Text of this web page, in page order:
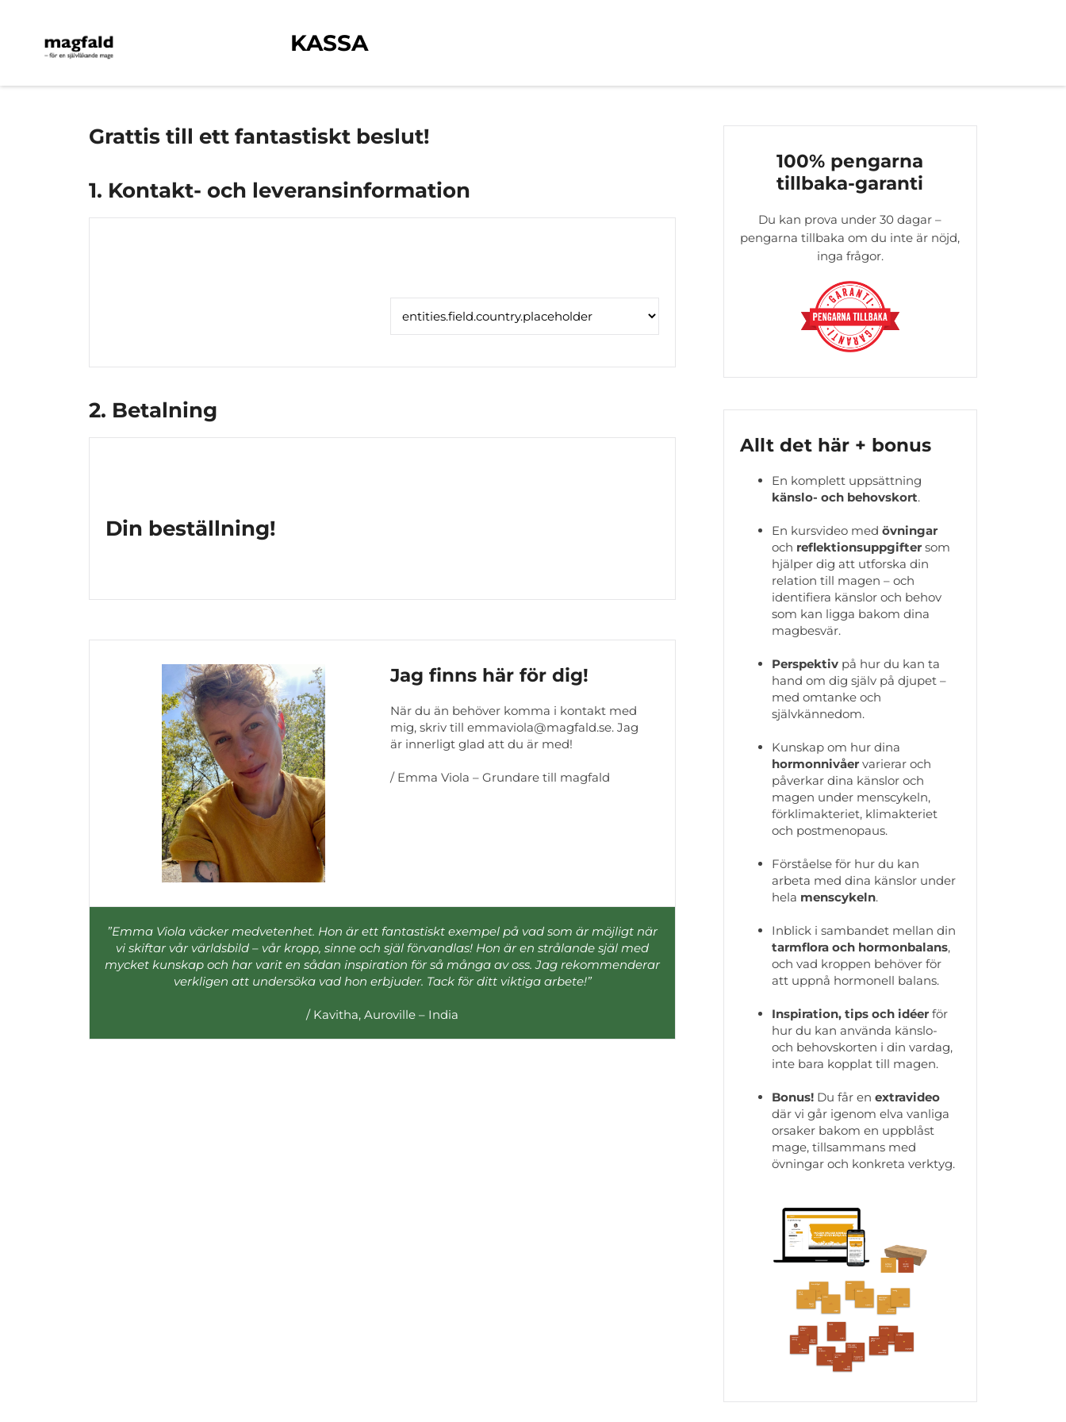
KASSA
Grattis till ett fantastiskt beslut!
1. Kontakt- och leveransinformation
2. Betalning
Din beställning!
Jag finns här för dig!
När du än behöver komma i kontakt med
mig, skriv till emmaviola@magfald.se. Jag
är innerligt glad att du är med!
/ Emma Viola – Grundare till magfald
”Emma Viola väcker medvetenhet. Hon är ett fantastiskt exempel på vad som är möjligt när
vi skiftar vår världsbild – vår kropp, sinne och själ förvandlas! Hon är en strålande själ med
mycket kunskap och har varit en sådan inspiration för så många av oss. Jag rekommenderar
verkligen att undersöka vad hon erbjuder. Tack för ditt viktiga arbete!”
/ Kavitha, Auroville – India
100% pengarna
tillbaka-garanti
Du kan prova under 30 dagar –
pengarna tillbaka om du inte är nöjd,
inga frågor.
Allt det här + bonus
En komplett uppsättning
känslo- och behovskort.
En kursvideo med övningar
och reflektionsuppgifter som
hjälper dig att utforska din
relation till magen – och
identifiera känslor och behov
som kan ligga bakom dina
magbesvär.
Perspektiv på hur du kan ta
hand om dig själv på djupet –
med omtanke och
självkännedom.
Kunskap om hur dina
hormonnivåer varierar och
påverkar dina känslor och
magen under menscykeln,
förklimakteriet, klimakteriet
och postmenopaus.
Förståelse för hur du kan
arbeta med dina känslor under
hela menscykeln.
Inblick i sambandet mellan din
tarmflora och hormonbalans,
och vad kroppen behöver för
att uppnå hormonell balans.
Inspiration, tips och idéer för
hur du kan använda känslo-
och behovskorten i din vardag,
inte bara kopplat till magen.
Bonus! Du får en extravideo
där vi går igenom elva vanliga
orsaker bakom en uppblåst
mage, tillsammans med
övningar och konkreta verktyg.